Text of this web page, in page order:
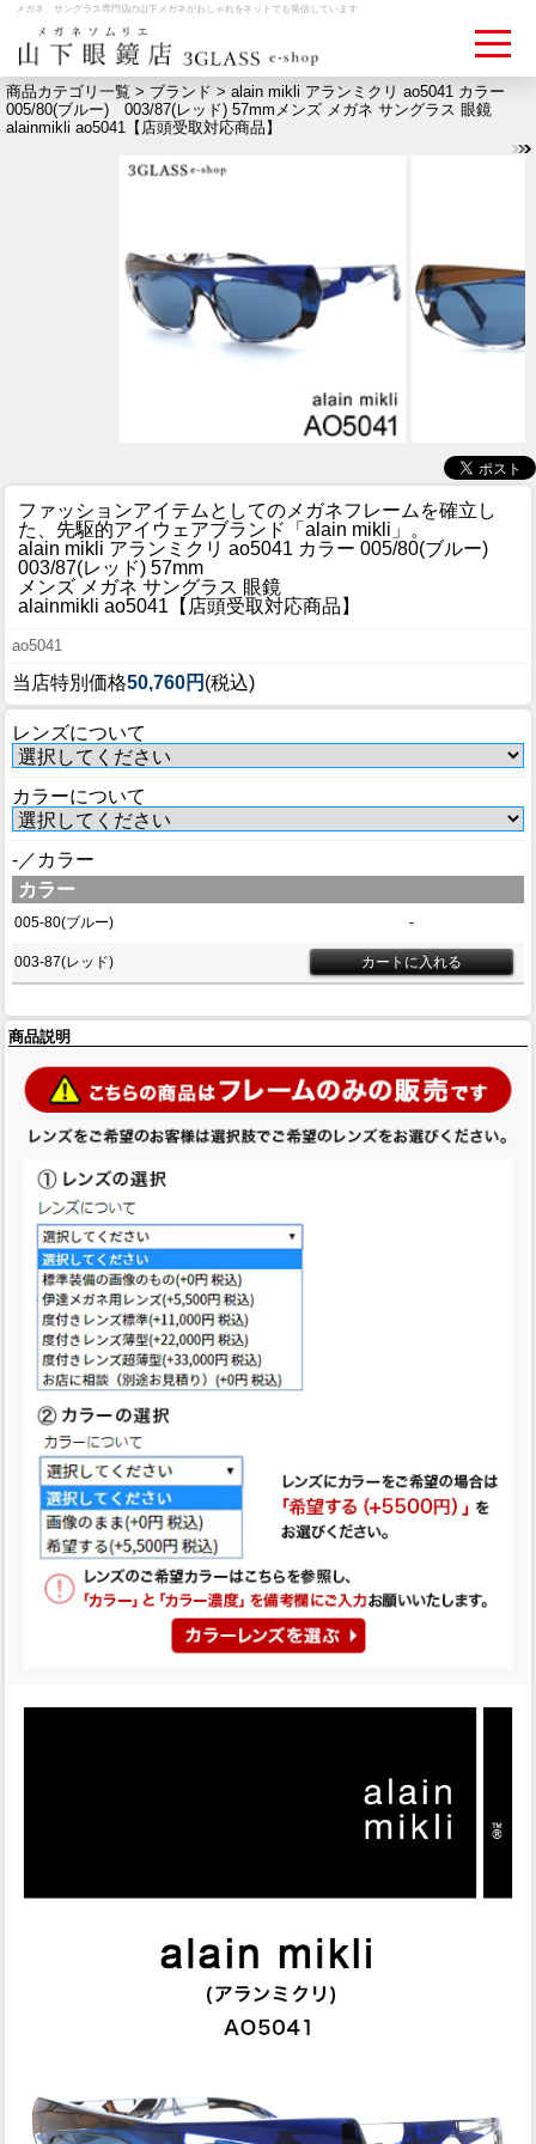
メガネ、サングラス専門店の山下メガネがおしゃれをネットでも発信しています
ログイン
メディア情報
ITEM
ブログ
BLOG
会社概要
COMPANY
INFORMATION
商品カテゴリ一覧 > ブランド > alain mikli アランミクリ ao5041 カラー
005/80(ブルー) 003/87(レッド) 57mmメンズ メガネ サングラス 眼鏡
alainmikli ao5041【店頭受取対応商品】
ファッションアイテムとしてのメガネフレームを確立し
た、先駆的アイウェアブランド「alain mikli」。
alain mikli アランミクリ ao5041 カラー 005/80(ブルー)
003/87(レッド) 57mm
メンズ メガネ サングラス 眼鏡
alainmikli ao5041【店頭受取対応商品】
ao5041
当店特別価格50,760円 (税込)
レンズについて
カラーについて
-／カラー
カラー
005-80(ブルー) -
003-87(レッド)
商品説明